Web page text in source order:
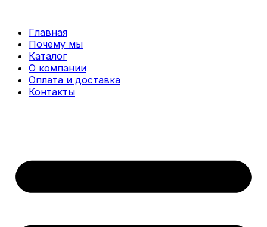
содержимому
Главная
Почему мы
Каталог
О компании
Оплата и доставка
Контакты